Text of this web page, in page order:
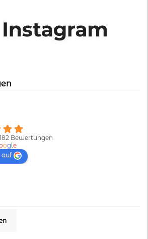
Bewertungen
ogle
auf